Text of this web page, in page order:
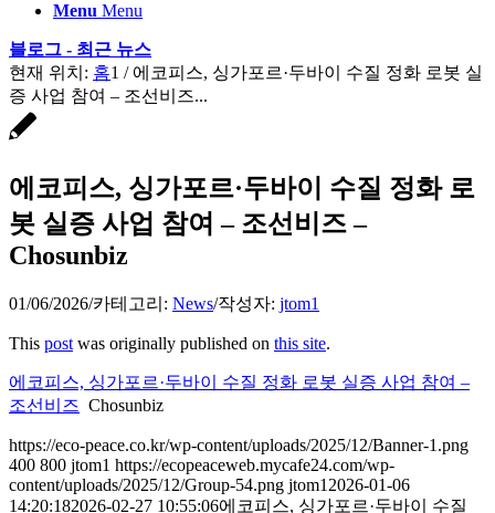
Menu Menu
블로그 - 최근 뉴스
현재 위치: 홈1 / 에코피스, 싱가포르·두바이 수질 정화 로봇 실
증 사업 참여 – 조선비즈...
에코피스, 싱가포르·두바이 수질 정화 로
봇 실증 사업 참여 – 조선비즈 –
Chosunbiz
01/06/2026/카테고리: News/작성자: jtom1
This post was originally published on this site.
에코피스, 싱가포르·두바이 수질 정화 로봇 실증 사업 참여 –
조선비즈 Chosunbiz
https://eco-peace.co.kr/wp-content/uploads/2025/12/Banner-1.png
400 800 jtom1 https://ecopeaceweb.mycafe24.com/wp-
content/uploads/2025/12/Group-54.png jtom1 2026-01-06
14:20:182026-02-27 10:55:06에코피스, 싱가포르·두바이 수질